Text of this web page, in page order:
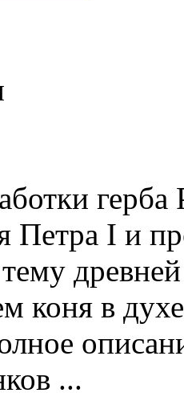
герба
Петра I и
коня в
...